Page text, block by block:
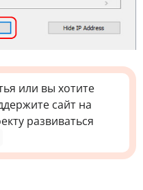
или вы хотите
сайт на
развиваться